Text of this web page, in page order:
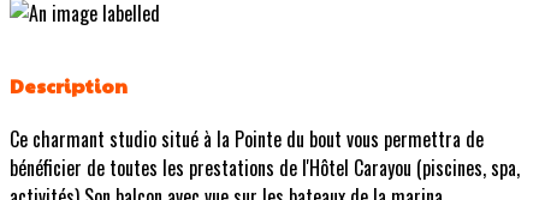
Description
Ce charmant studio situé à la Pointe du bout vous permettra de
bénéficier de toutes les prestations de l'Hôtel Carayou (piscines, spa,